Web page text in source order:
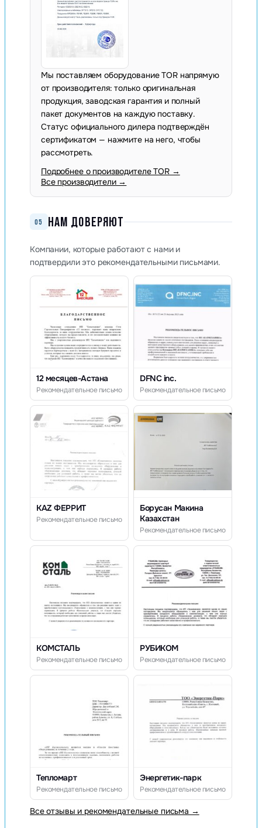
Мы поставляем оборудование TOR напрямую
от производителя: только оригинальная
продукция, заводская гарантия и полный
пакет документов на каждую поставку.
Статус официального дилера подтверждён
сертификатом — нажмите на него, чтобы
рассмотреть.
Подробнее о производителе TOR →
Все производители →
05 НАМ ДОВЕРЯЮТ
Компании, которые работают с нами и
подтвердили это рекомендательными письмами.
12 месяцев-Астана
Рекомендательное письмо
DFNC inc.
Рекомендательное письмо
KAZ ФЕРРИТ
Рекомендательное письмо
Борусан Макина
Казахстан
Рекомендательное письмо
КОМСТАЛЬ
Рекомендательное письмо
РУБИКОМ
Рекомендательное письмо
Тепломарт
Рекомендательное письмо
Энергетик-парк
Рекомендательное письмо
Все отзывы и рекомендательные письма →